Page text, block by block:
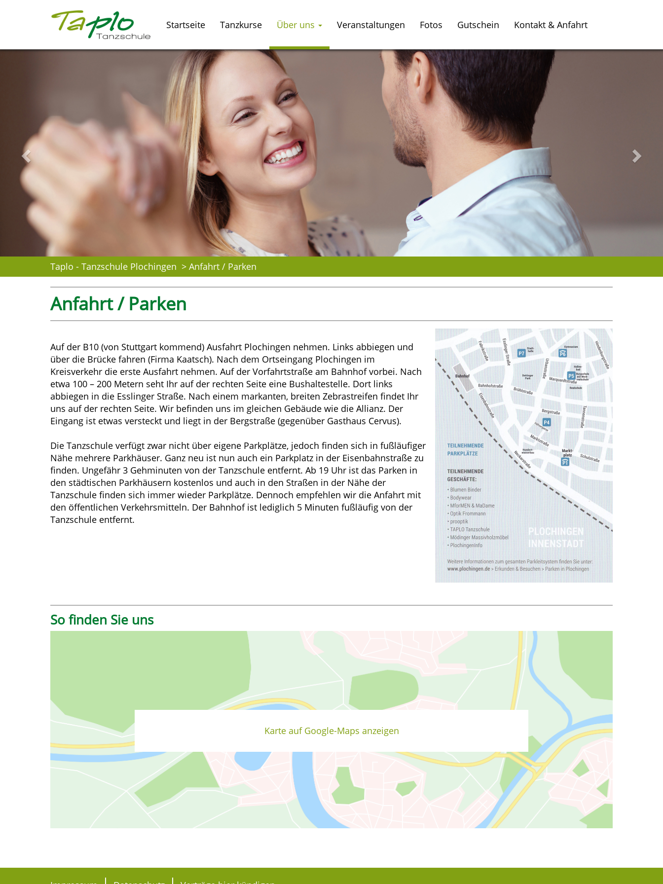
Startseite Tanzkurse Über uns Veranstaltungen Fotos Gutschein Kontakt & Anfahrt
Zurück Weiter
Taplo - Tanzschule Plochingen Anfahrt / Parken
Anfahrt / Parken
Auf der B10 (von Stuttgart kommend) Ausfahrt Plochingen nehmen. Links abbiegen und
über die Brücke fahren (Firma Kaatsch). Nach dem Ortseingang Plochingen im
Kreisverkehr die erste Ausfahrt nehmen. Auf der Vorfahrtstraße am Bahnhof vorbei. Nach
etwa 100 – 200 Metern seht Ihr auf der rechten Seite eine Bushaltestelle. Dort links
abbiegen in die Esslinger Straße. Nach einem markanten, breiten Zebrastreifen findet Ihr
uns auf der rechten Seite. Wir befinden uns im gleichen Gebäude wie die Allianz. Der
Eingang ist etwas versteckt und liegt in der Bergstraße (gegenüber Gasthaus Cervus).
Die Tanzschule verfügt zwar nicht über eigene Parkplätze, jedoch finden sich in fußläufiger
Nähe mehrere Parkhäuser. Ganz neu ist nun auch ein Parkplatz in der Eisenbahnstraße zu
finden. Ungefähr 3 Gehminuten von der Tanzschule entfernt. Ab 19 Uhr ist das Parken in
den städtischen Parkhäusern kostenlos und auch in den Straßen in der Nähe der
Tanzschule finden sich immer wieder Parkplätze. Dennoch empfehlen wir die Anfahrt mit
den öffentlichen Verkehrsmitteln. Der Bahnhof ist lediglich 5 Minuten fußläufig von der
Tanzschule entfernt.
So finden Sie uns
Karte auf Google-Maps anzeigen